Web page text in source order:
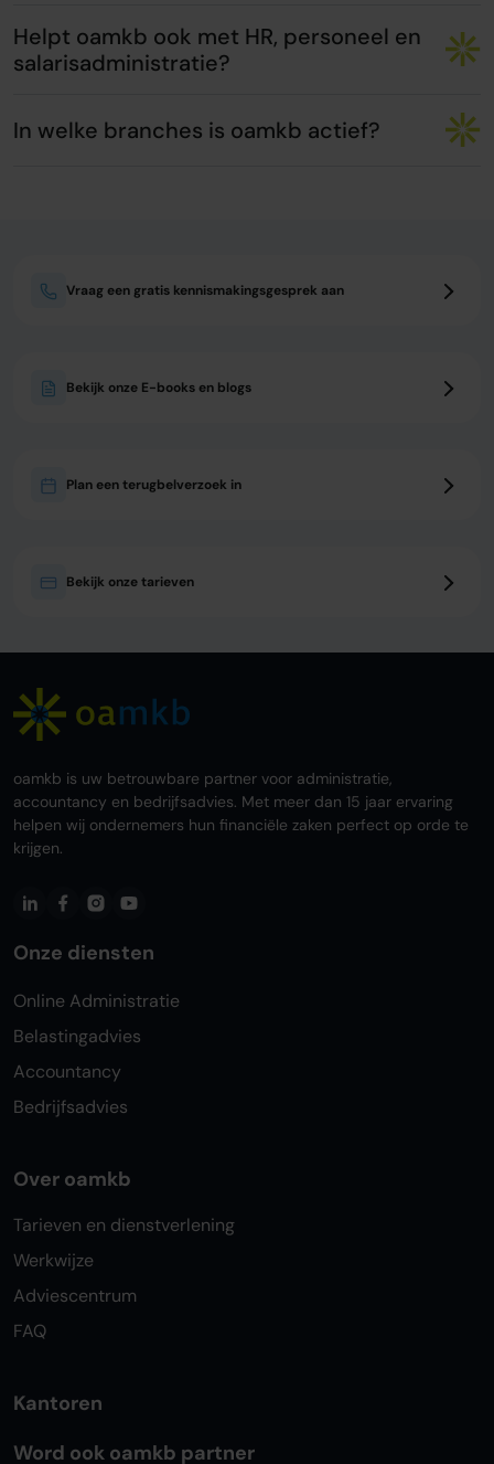
Helpt oamkb ook met HR, personeel en
salarisadministratie?
In welke branches is oamkb actief?
Vraag een gratis kennismakingsgesprek aan
Bekijk onze E-books en blogs
Plan een terugbelverzoek in
Bekijk onze tarieven
oamkb is uw betrouwbare partner voor administratie,
accountancy en bedrijfsadvies. Met meer dan 15 jaar ervaring
helpen wij ondernemers hun financiële zaken perfect op orde te
krijgen.
Onze diensten
Online Administratie
Belastingadvies
Accountancy
Bedrijfsadvies
Over oamkb
Tarieven en dienstverlening
Werkwijze
Adviescentrum
FAQ
Kantoren
Word ook oamkb partner